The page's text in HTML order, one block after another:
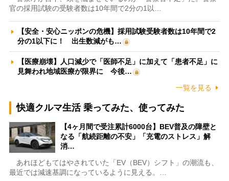
官の採用試験の受験者数は10年間で2分の1以…
【安全・安心ニッポンの危機】採用試験受験者数は10年間で2
分の1以下に！ 出生数減がも…
【医療崩壊】人口減少で「医師不足」に加えて「患者不足」に
見舞われ地域医療が限界に 今後…
一覧を見る
快適クルマ生活 乗ってみた、使ってみた
【4ヶ月間で受注累計6000台】BEV普及の障壁と
なる「航続距離の不安」「充電のストレス」解
消…
あれほどもてはやされていた「EV（BEV）シフト」の潮流も、
最近では減速基調になっているように見える。…